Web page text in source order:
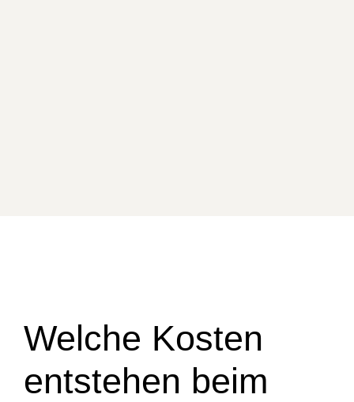
Welche Kosten
entstehen beim